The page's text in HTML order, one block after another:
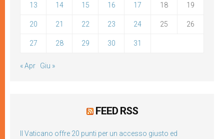
13 14 15 16 17 18 19
20 21 22 23 24 25 26
27 28 29 30 31
« Apr Giu »
FEED RSS
Il Vaticano offre 20 punti per un accesso giusto ed